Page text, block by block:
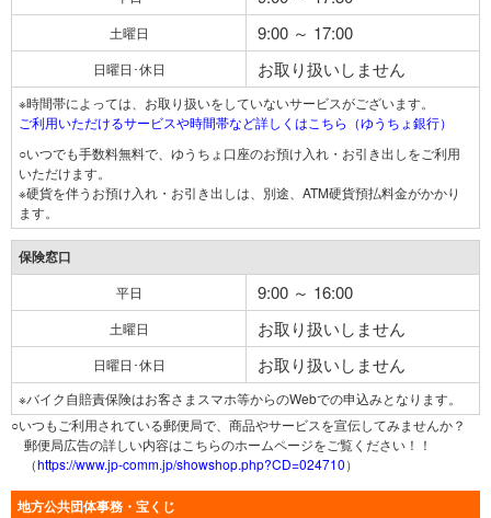
土曜日 9:00 ～ 17:00
日曜日･休日 お取り扱いしません
※時間帯によっては、お取り扱いをしていないサービスがございます。
ご利用いただけるサービスや時間帯など詳しくはこちら（ゆうちょ銀行）
○いつでも手数料無料で、ゆうちょ口座のお預け入れ・お引き出しをご利用
いただけます。
※硬貨を伴うお預け入れ・お引き出しは、別途、ATM硬貨預払料金がかかり
ます。
保険窓口
平日 9:00 ～ 16:00
土曜日 お取り扱いしません
日曜日･休日 お取り扱いしません
※バイク自賠責保険はお客さまスマホ等からのWebでの申込みとなります。
○いつもご利用されている郵便局で、商品やサービスを宣伝してみませんか？
郵便局広告の詳しい内容はこちらのホームページをご覧ください！！
（https://www.jp-comm.jp/showshop.php?CD=024710）
地方公共団体事務・宝くじ